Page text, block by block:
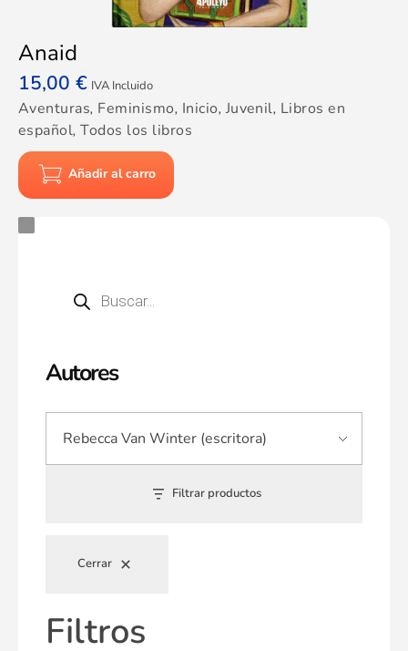
Autores
Filtrar productos
Cerrar
Filtros
Anaid
15,00 € IVA Incluido
Aventuras, Feminismo, Inicio, Juvenil, Libros en
español,Todos los libros
Añadir al carro